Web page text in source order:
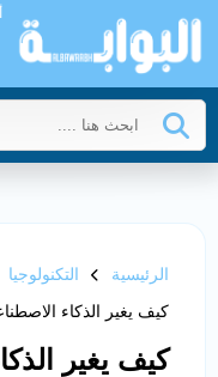
الرئيسية التكنولوجيا
كيف يغير الذكاء
كيف يغير